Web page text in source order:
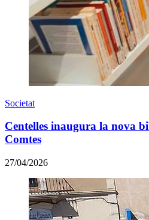
Societat
Centelles inaugura la nova
Comtes
27/04/2026